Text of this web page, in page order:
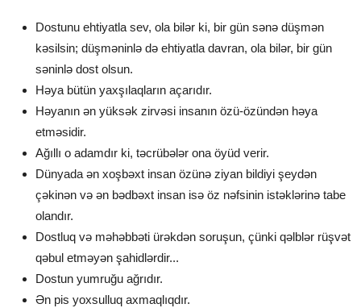
Dostunu ehtiyatla sev, ola bilər ki, bir gün sənə düşmən
kəsilsin; düşməninlə də ehtiyatla davran, ola bilər, bir gün
səninlə dost olsun.
Həya bütün yaxşılaqların açarıdır.
Həyanın ən yüksək zirvəsi insanın özü-özündən həya
etməsidir.
Ağıllı o adamdır ki, təcrübələr ona öyüd verir.
Dünyada ən xoşbəxt insan özünə ziyan bildiyi şeydən
çəkinən və ən bədbəxt insan isə öz nəfsinin istəklərinə tabe
olandır.
Dostluq və məhəbbəti ürəkdən soruşun, çünki qəlblər rüşvət
qəbul etməyən şahidlərdir...
Dostun yumruğu ağrıdır.
Ən pis yoxsulluq axmaqlıqdır.